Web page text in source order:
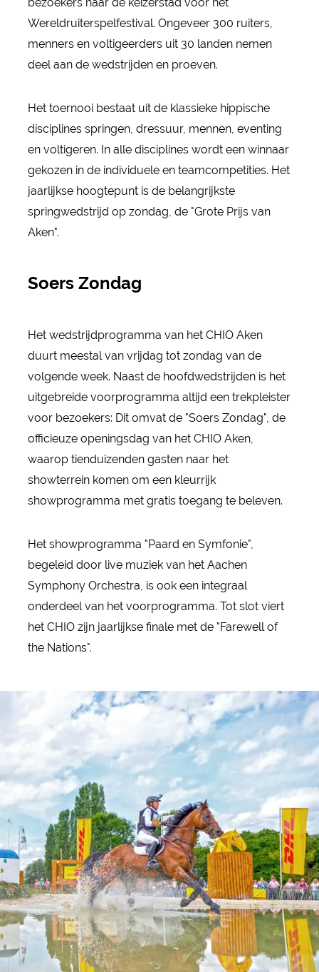
Wereldruiterspelfestival. Ongeveer 300 ruiters,
menners en voltigeerders uit 30 landen nemen
deel aan de wedstrijden en proeven.
Het toernooi bestaat uit de klassieke hippische
disciplines springen, dressuur, mennen, eventing
en voltigeren. In alle disciplines wordt een winnaar
gekozen in de individuele en teamcompetities. Het
jaarlijkse hoogtepunt is de belangrijkste
springwedstrijd op zondag, de "Grote Prijs van
Aken".
Soers Zondag
Het wedstrijdprogramma van het CHIO Aken
duurt meestal van vrijdag tot zondag van de
volgende week. Naast de hoofdwedstrijden is het
uitgebreide voorprogramma altijd een trekpleister
voor bezoekers: Dit omvat de "Soers Zondag", de
officieuze openingsdag van het CHIO Aken,
waarop tienduizenden gasten naar het
showterrein komen om een kleurrijk
showprogramma met gratis toegang te beleven.
Het showprogramma "Paard en Symfonie",
begeleid door live muziek van het Aachen
Symphony Orchestra, is ook een integraal
onderdeel van het voorprogramma. Tot slot viert
het CHIO zijn jaarlijkse finale met de "Farewell of
the Nations".